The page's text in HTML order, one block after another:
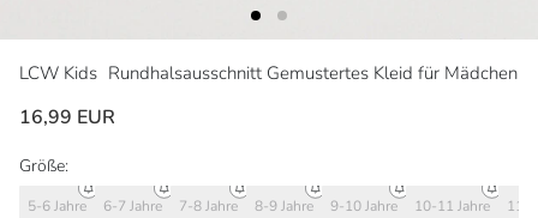
LCW Kids Rundhalsausschnitt Gemustertes Kleid für Mädchen
16,99 EUR
Größe:
5-6 Jahre 6-7 Jahre 7-8 Jahre 8-9 Jahre 9-10 Jahre 10-11 Jahre 11-